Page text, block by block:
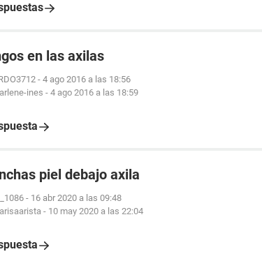
en las axilas
- 4 ago 2016 a las 18:56
ines - 4 ago 2016 a las 18:59
piel debajo axila
- 16 abr 2020 a las 09:48
- 10 may 2020 a las 22:04